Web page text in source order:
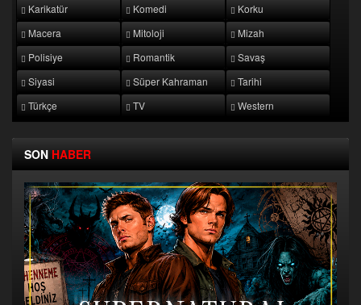
Karikatür
Komedi
Korku
Macera
Mitoloji
Mizah
Polisiye
Romantik
Savaş
Siyasi
Süper Kahraman
Tarihi
Türkçe
TV Western
SON HABER